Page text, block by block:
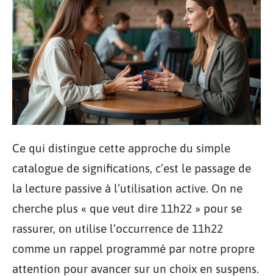
Ce qui distingue cette approche du simple
catalogue de significations, c’est le passage de
la lecture passive à l’utilisation active. On ne
cherche plus « que veut dire 11h22 » pour se
rassurer, on utilise l’occurrence de 11h22
comme un rappel programmé par notre propre
attention pour avancer sur un choix en suspens.